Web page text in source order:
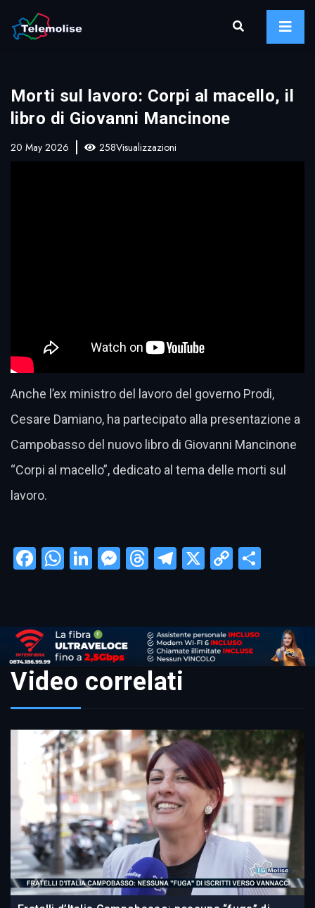
Morti sul lavoro: Corpi al macello, il
libro di Giovanni Mancinone
20 May 2026 258Visualizzazioni
Anche l’ex ministro del lavoro del governo Prodi,
Cesare Damiano, ha partecipato alla presentazione a
Campobasso del nuovo libro di Giovanni Mancinone
“Corpi al macello”, dedicato al tema delle morti sul
lavoro.
Facebook
WhatsApp
LinkedIn
Messenger
Threads
Telegram
X
Copy
Video correlati